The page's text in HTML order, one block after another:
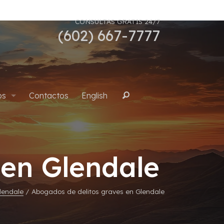
CONSULTAS GRATIS 24/7
(602) 667-7777
Contactos English Buscar
Glendale
/ Abogados de delitos graves en Glendale